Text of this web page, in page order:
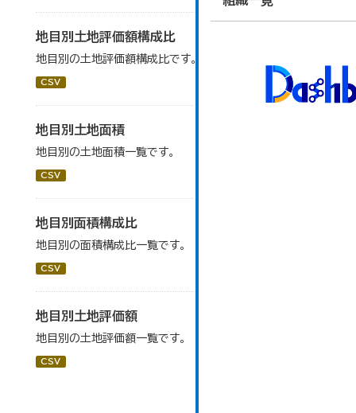
地目別土地評価額構成比
地目別の土地評価額構成比です。
CSV
地目別土地面積
地目別の土地面積一覧です。
CSV
地目別面積構成比
地目別の面積構成比一覧です。
CSV
地目別土地評価額
地目別の土地評価額一覧です。
CSV